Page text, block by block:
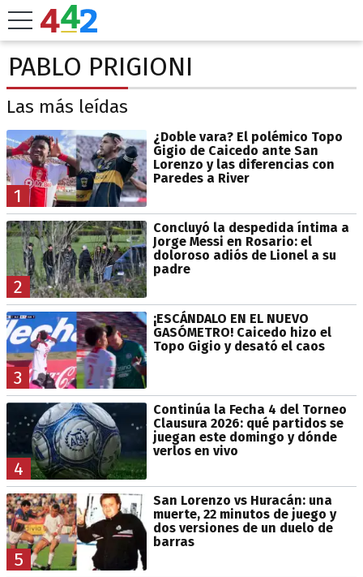
PABLO PRIGIONI
Las más leídas
1
¿Doble vara? El polémico Topo
Gigio de Caicedo ante San
Lorenzo y las diferencias con
Paredes a River
2
Concluyó la despedida íntima a
Jorge Messi en Rosario: el
doloroso adiós de Lionel a su
padre
3
¡ESCÁNDALO EN EL NUEVO
GASÓMETRO! Caicedo hizo el
Topo Gigio y desató el caos
4
Continúa la Fecha 4 del Torneo
Clausura 2026: qué partidos se
juegan este domingo y dónde
verlos en vivo
5
San Lorenzo vs Huracán: una
muerte, 22 minutos de juego y
dos versiones de un duelo de
barras